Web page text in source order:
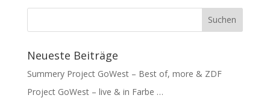
Neueste Beiträge
Summery Project GoWest – Best of, more & ZDF
Project GoWest – live & in Farbe …